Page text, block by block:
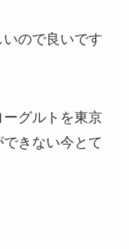
ので良いです
グルトを東京
きない今とて